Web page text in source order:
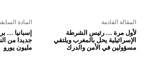
المادة
إسبانيا …
مليون يورو
المقالة القادمة
لأول مرة … رئيس الشرطة
الإسرائيلية يحل بالمغرب ويلتقي
مسؤولين في الأمن والدرك